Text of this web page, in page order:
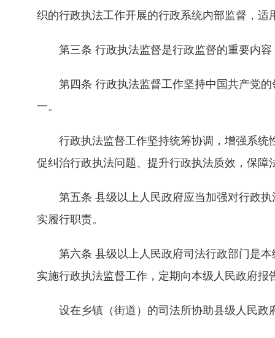
织的行政执法工作开展的行政系统内部监督，适
第三条 行政执法监督是行政监督的重要内容
第四条 行政执法监督工作坚持中国共产党的
一。
行政执法监督工作坚持统筹协调，增强系统
促纠治行政执法问题、提升行政执法质效，保障
第五条 县级以上人民政府应当加强对行政执
实履行职责。
第六条 县级以上人民政府司法行政部门是本
实施行政执法监督工作，定期向本级人民政府报
设在乡镇（街道）的司法所协助县级人民政